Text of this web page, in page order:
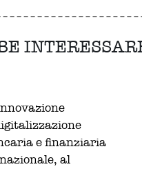
e finanziaria
al